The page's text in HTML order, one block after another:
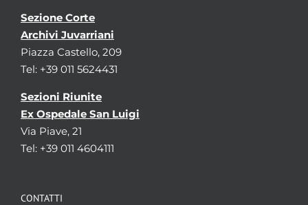
Sezione Corte
Archivi Juvarriani
Piazza Castello, 209
Tel: +39 011 5624431
Sezioni Riunite
Ex Ospedale San Luigi
Via Piave, 21
Tel: +39 011 4604111
CONTATTI